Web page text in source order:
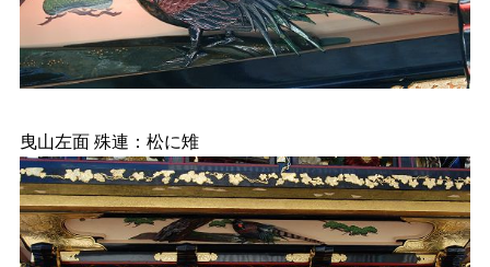
曳山左面 殊連：松に雉